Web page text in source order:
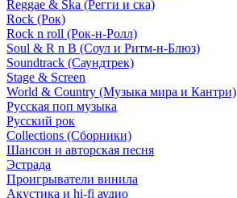
Reggae & Ska (Регги и ска)
Rock (Рок)
Rock n roll (Рок-н-Ролл)
Soul & R n B (Соул и Ритм-н-Блюз)
Soundtrack (Саундтрек)
Stage & Screen
World & Country (Музыка мира и Кантри)
Русская поп музыка
Русский рок
Сollections (Сборники)
Шансон и авторская песня
Эстрада
Проигрыватели винила
Акустика и hi-fi аудио